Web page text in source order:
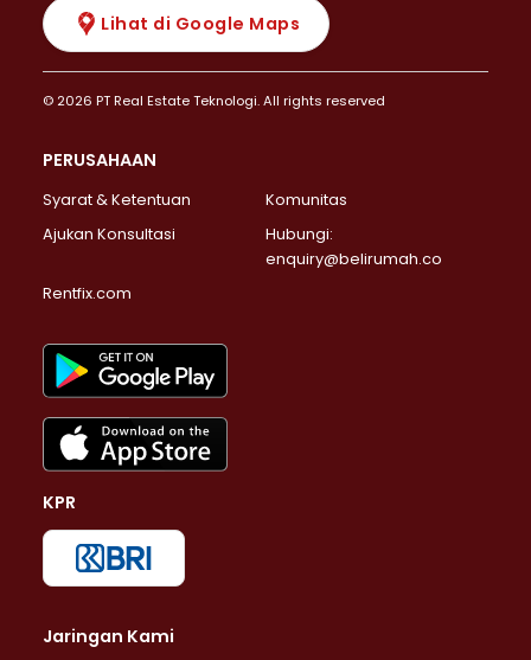
Lihat di Google Maps
© 2026 PT Real Estate Teknologi. All rights reserved
PERUSAHAAN
Syarat & Ketentuan
Komunitas
Ajukan Konsultasi
Hubungi:
enquiry@belirumah.co
Rentfix.com
KPR
Jaringan Kami